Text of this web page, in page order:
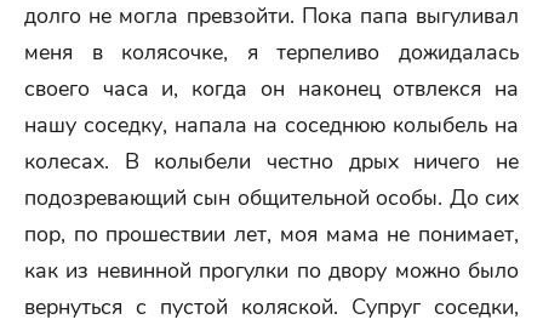
долго не могла превзойти. Пока папа выгуливал
меня в колясочке, я терпеливо дожидалась
своего часа и, когда он наконец отвлекся на
нашу соседку, напала на соседнюю колыбель на
колесах. В колыбели честно дрых ничего не
подозревающий сын общительной особы. До сих
пор, по прошествии лет, моя мама не понимает,
как из невинной прогулки по двору можно было
вернуться с пустой коляской. Супруг соседки,